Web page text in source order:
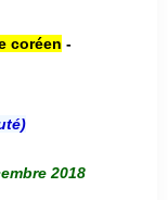
coréen -
)
2018